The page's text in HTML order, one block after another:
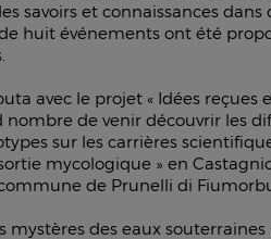
savoirs et connaissances dans
huit événements ont été
avec le projet « Idées
de venir découvrir les
sur les carrières
mycologique » en
de Prunelli di
mystères des eaux